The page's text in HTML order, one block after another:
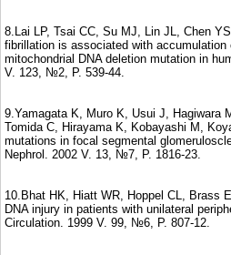
8.Lai LP, Tsai CC, Su MJ, Lin JL, Chen
fibrillation is associated with
mitochondrial DNA deletion mutation in
V. 123, №2, P. 539-44.
9.Yamagata K, Muro K, Usui J, Hagiwara
Tomida C, Hirayama K, Kobayashi M,
mutations in focal segmental
Nephrol. 2002 V. 13, №7, P. 1816-23.
10.Bhat HK, Hiatt WR, Hoppel CL, Brass
DNA injury in patients with unilateral
Circulation. 1999 V. 99, №6, P. 807-12.